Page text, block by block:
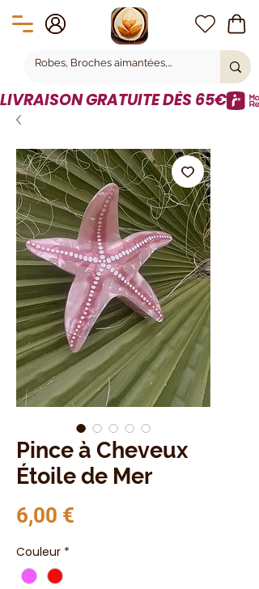
LIVRAISON GRATUITE DÈS 65€
Pince à Cheveux
Étoile de Mer
6,00 €
Couleur *